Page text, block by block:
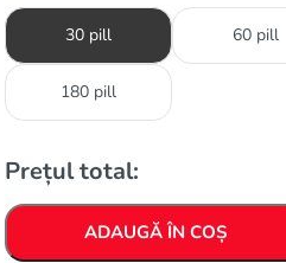
30 pill 60 pill
180 pill
Prețul total:
ADAUGĂ ÎN COȘ